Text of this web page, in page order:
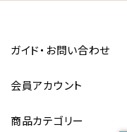
ガイド・お問い合わせ
会員アカウント
商品カテゴリー